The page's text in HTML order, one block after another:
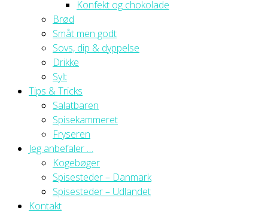
Konfekt og chokolade
Brød
Småt men godt
Sovs, dip & dyppelse
Drikke
Sylt
Tips & Tricks
Salatbaren
Spisekammeret
Fryseren
Jeg anbefaler …
Kogebøger
Spisesteder – Danmark
Spisesteder – Udlandet
Kontakt